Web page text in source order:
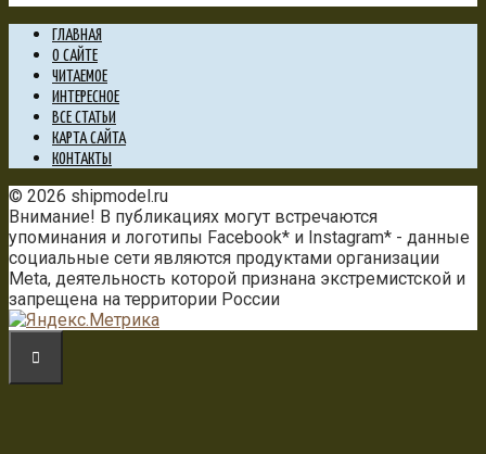
ГЛАВНАЯ
О САЙТЕ
ЧИТАЕМОЕ
ИНТЕРЕСНОЕ
ВСЕ СТАТЬИ
КАРТА САЙТА
КОНТАКТЫ
© 2026 shipmodel.ru
Внимание! В публикациях могут встречаются
упоминания и логотипы Facebook* и Instagram* - данные
социальные сети являются продуктами организации
Meta, деятельность которой признана экстремистской и
запрещена на территории России